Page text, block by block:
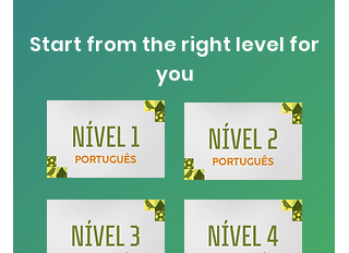
Start from the right level for
you